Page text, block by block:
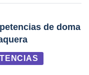
de doma